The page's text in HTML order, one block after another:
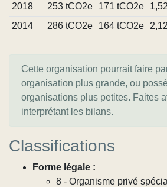
2018
253 tCO2e 171 tCO2e
2014
286 tCO2e 164 tCO2e
Cette organisation pourrait faire
organisation plus grande, ou
organisations plus petites. Faites
interprétant les bilans.
Classifications
Forme légale :
8 - Organisme privé